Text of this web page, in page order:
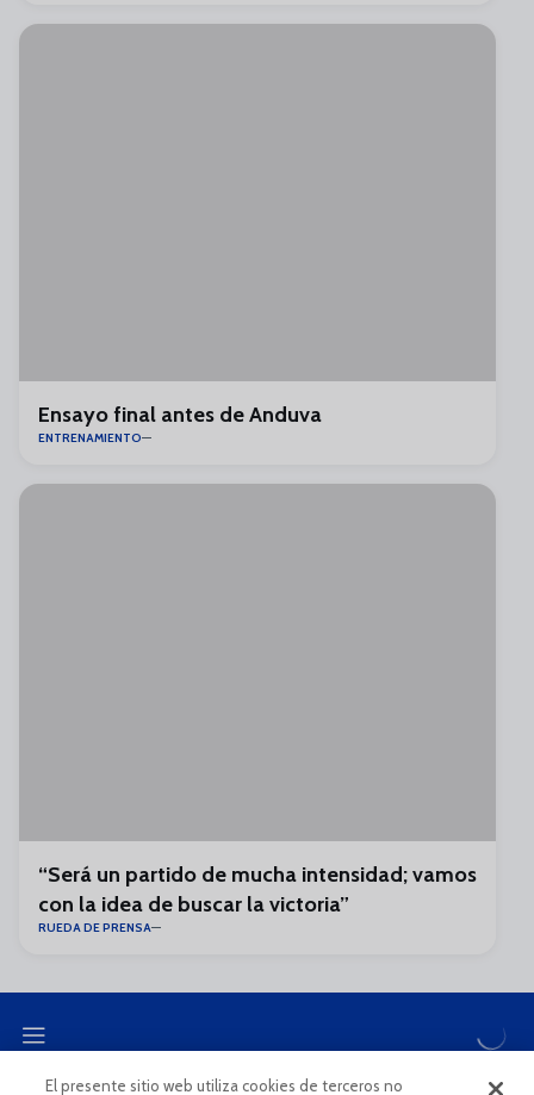
Ensayo final antes de Anduva
ENTRENAMIENTO
“Será un partido de mucha intensidad; vamos
con la idea de buscar la victoria”
RUEDA DE PRENSA
El presente sitio web utiliza cookies de terceros no